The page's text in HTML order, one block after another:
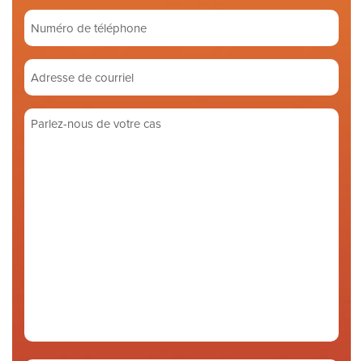
famille
(Required)
Numéro
de
téléphone
Adresse
de
courriel
(Required)
Parlez-